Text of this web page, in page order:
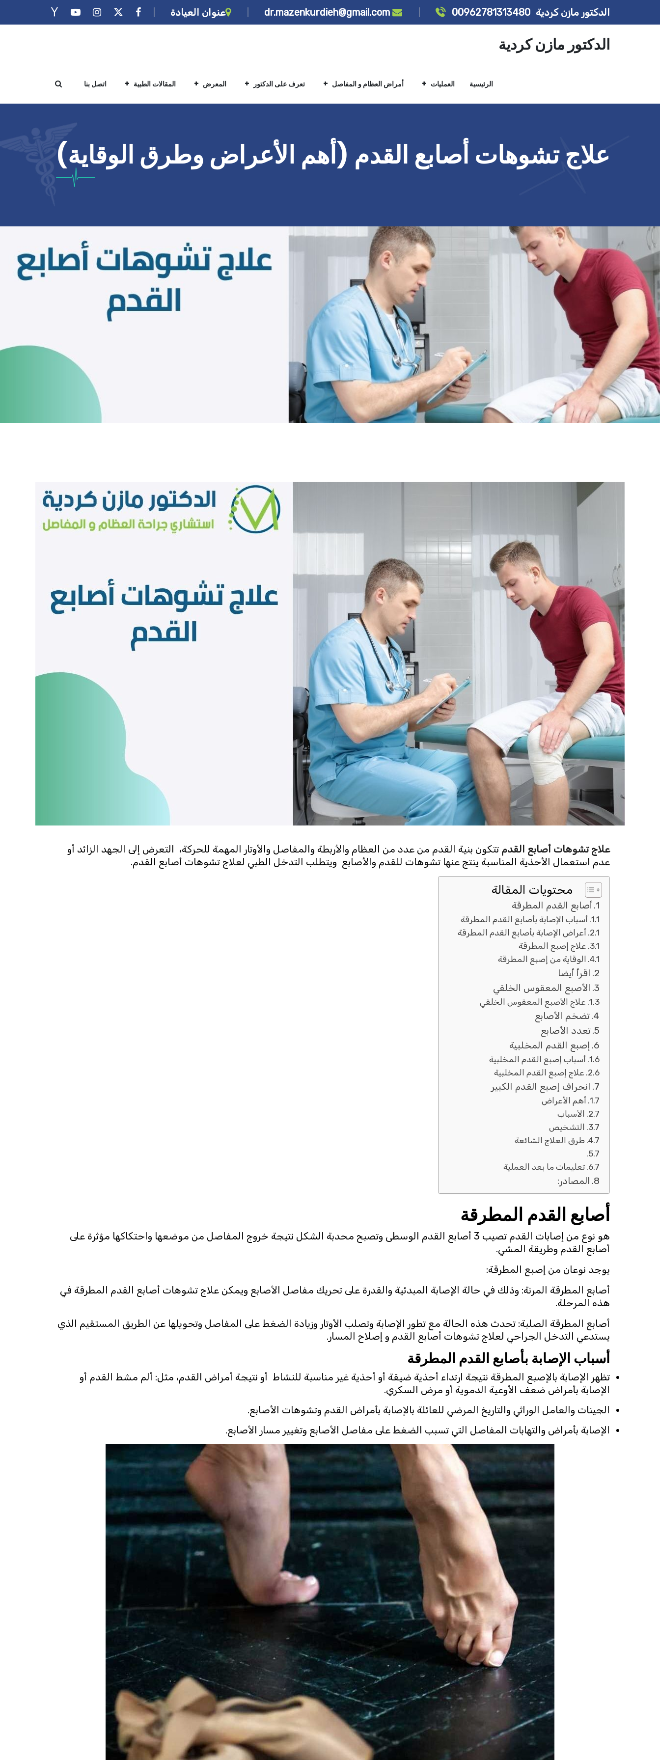
الدكتور مازن كردية 00962781313480 عنوان العيادة
الدكتور مازن كردية
الرئيسية العمليات أمراض العظام و المفاصل تعرف على الدكتور المعرض المقالات الطبية اتصل بنا
علاج تشوهات أصابع القدم (أهم الأعراض وطرق الوقاية)
علاج تشوهات أصابع القدم تتكون بنية القدم من عدد من العظام والأربطة والمفاصل والأوتار المهمة للحركة، التعرض إلى الجهد الزائد أو
عدم استعمال الأحذية المناسبة ينتج عنها تشوهات للقدم والأصابع ويتطلب التدخل الطبي لعلاج تشوهات أصابع القدم.
محتويات المقالة
أصابع القدم المطرقة
أسباب الإصابة بأصابع القدم المطرقة
أعراض الإصابة بأصابع القدم المطرقة
علاج إصبع المطرقة
الوقاية من إصبع المطرقة
اقرأ أيضا
الأصبع المعقوس الخلقي
علاج الأصبع المعقوس الخلقي
تضخم الأصابع
تعدد الأصابع
إصبع القدم المخلبية
أسباب إصبع القدم المخلبية
علاج إصبع القدم المخلبية
انحراف إصبع القدم الكبير
أهم الأعراض
الأسباب
التشخيص
طرق العلاج الشائعة
تعليمات ما بعد العملية
المصادر:
أصابع القدم المطرقة
هو نوع من إصابات القدم تصيب 3 أصابع القدم الوسطى وتصبح محدبة الشكل نتيجة خروج المفاصل من موضعها واحتكاكها مؤثرة على
أصابع القدم وطريقة المشي.
يوجد نوعان من إصبع المطرقة:
أصابع المطرقة المرنة: وذلك في حالة الإصابة المبدئية والقدرة على تحريك مفاصل الأصابع ويمكن علاج تشوهات أصابع القدم المطرقة في
هذه المرحلة.
أصابع المطرقة الصلبة: تحدث هذه الحالة مع تطور الإصابة وتصلب الأوتار وزيادة الضغط على المفاصل وتحويلها عن الطريق المستقيم الذي
يستدعي التدخل الجراحي لعلاج تشوهات أصابع القدم و إصلاح المسار.
أسباب الإصابة بأصابع القدم المطرقة
تظهر الإصابة بالإصبع المطرقة نتيجة ارتداء أحذية ضيقة أو أحذية غير مناسبة للنشاط أو نتيجة أمراض القدم، مثل: ألم مشط القدم أو
الإصابة بأمراض ضعف الأوعية الدموية أو مرض السكري.
الجينات والعامل الوراثي والتاريخ المرضي للعائلة بالإصابة بأمراض القدم وتشوهات الأصابع.
الإصابة بأمراض والتهابات المفاصل التي تسبب الضغط على مفاصل الأصابع وتغيير مسار الأصابع.